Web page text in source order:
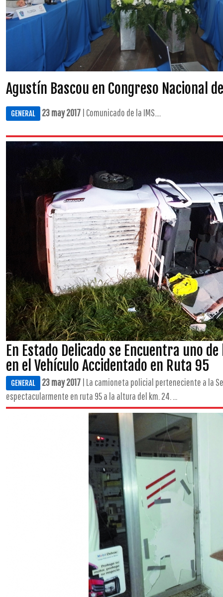
Agustín Bascou en Congreso Nacional
GENERAL 23 may 2017 | Comunicado de la IMS....
En Estado Delicado se Encuentra uno
en el Vehículo Accidentado en Ruta 95
GENERAL 23 may 2017 | La camioneta policial perteneciente a la
espectacularmente en ruta 95 a la altura del km. 24. ...